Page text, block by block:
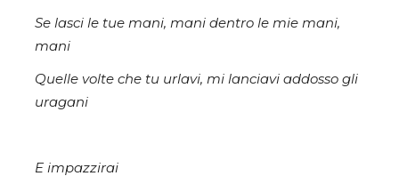
Se lasci le tue mani, mani dentro le mie mani,
mani
Quelle volte che tu urlavi, mi lanciavi addosso gli
uragani
E impazzirai